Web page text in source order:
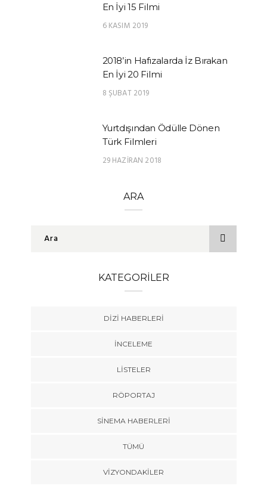
En İyi 15 Filmi
6 KASIM 2019
2018’in Hafızalarda İz Bırakan
En İyi 20 Filmi
8 ŞUBAT 2019
Yurtdışından Ödülle Dönen
Türk Filmleri
29 HAZIRAN 2018
ARA
KATEGORILER
DIZI HABERLERI
İNCELEME
LISTELER
RÖPORTAJ
SINEMA HABERLERI
TÜMÜ
VIZYONDAKILER